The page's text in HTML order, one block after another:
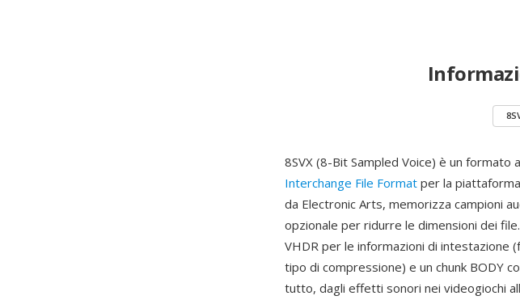
8SVX (8-Bit Sampled Voice) è un
Interchange File Format per la
da Electronic Arts, memorizza campioni
opzionale per ridurre le dimensioni dei
VHDR per le informazioni di intestazione
tipo di compressione) e un chunk BODY
tutto, dagli effetti sonori nei videogiochi